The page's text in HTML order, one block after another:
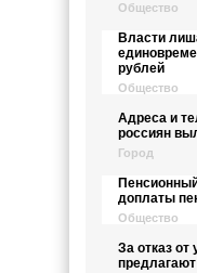
Общество
Власти
рублей
Общество
Адреса и
россиян
Город
доплаты
Общество
За отказ от